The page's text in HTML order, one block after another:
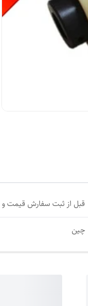
قبل از ثبت سفارش قیمت
چین